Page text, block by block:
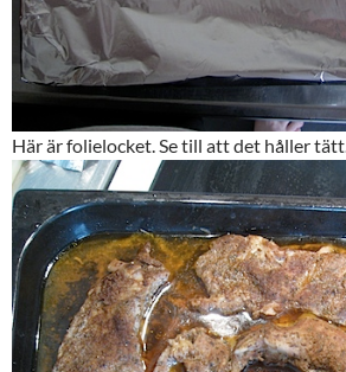
Här är folielocket. Se till att det håller tätt.